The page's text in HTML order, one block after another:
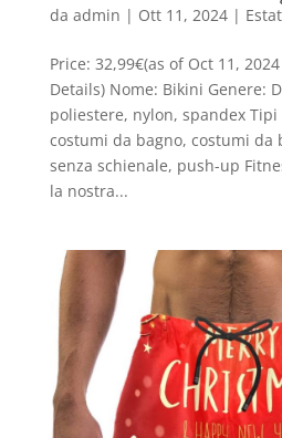
da admin | Ott 11, 2024|
Price: 32,99€(as of Oct 11,
Details) Nome: Bikini Genere:
poliestere, nylon, spandex
costumi da bagno, costumi da
senza schienale, push-up
la nostra...